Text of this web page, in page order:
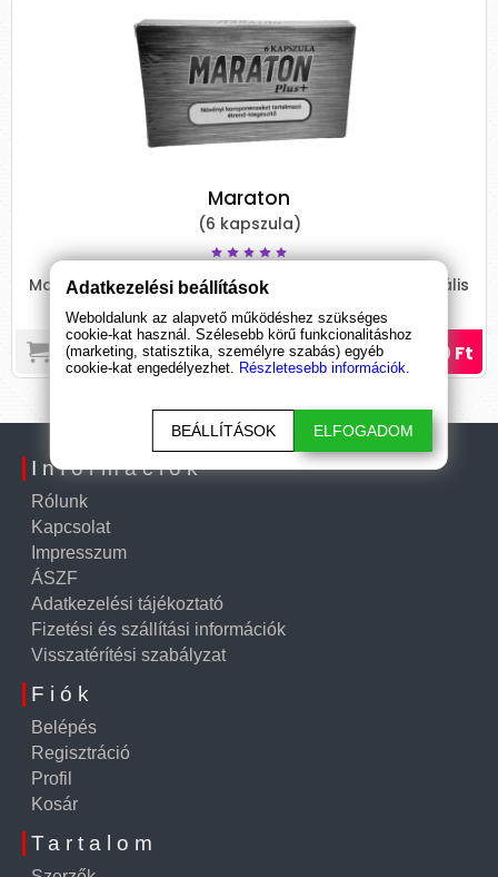
Maraton
(6 kapszula)
Maraton, a hosszan tartó potencianövelő és szexuális
vágyfokozó!
7 890 Ft
Információk
Rólunk
Kapcsolat
Impresszum
ÁSZF
Adatkezelési tájékoztató
Fizetési és szállítási információk
Visszatérítési szabályzat
Fiók
Belépés
Regisztráció
Profil
Kosár
Tartalom
Adatkezelési beállítások
Weboldalunk az alapvető működéshez szükséges
cookie-kat használ. Szélesebb körű funkcionalitáshoz
(marketing, statisztika, személyre szabás) egyéb
cookie-kat engedélyezhet. Részletesebb információk.
BEÁLLÍTÁSOK ELFOGADOM